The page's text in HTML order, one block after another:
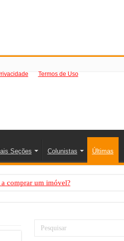
Termos de Uso
Seções Colunistas Últimas
comprar um imóvel?